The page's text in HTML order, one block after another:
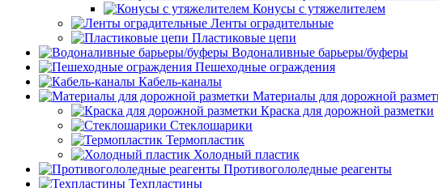
Конусы с утяжелителем
Ленты оградительные
Пластиковые цепи
Водоналивные барьеры/буферы
Пешеходные ограждения
Кабель-каналы
Материалы для дорожной
Краска для дорожной разметки
Стеклошарики
Термопластик
Холодный пластик
Противогололедные реагенты
Техпластины